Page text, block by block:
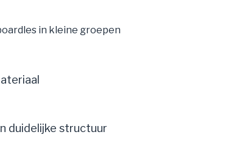
in kleine groepen
duidelijke structuur